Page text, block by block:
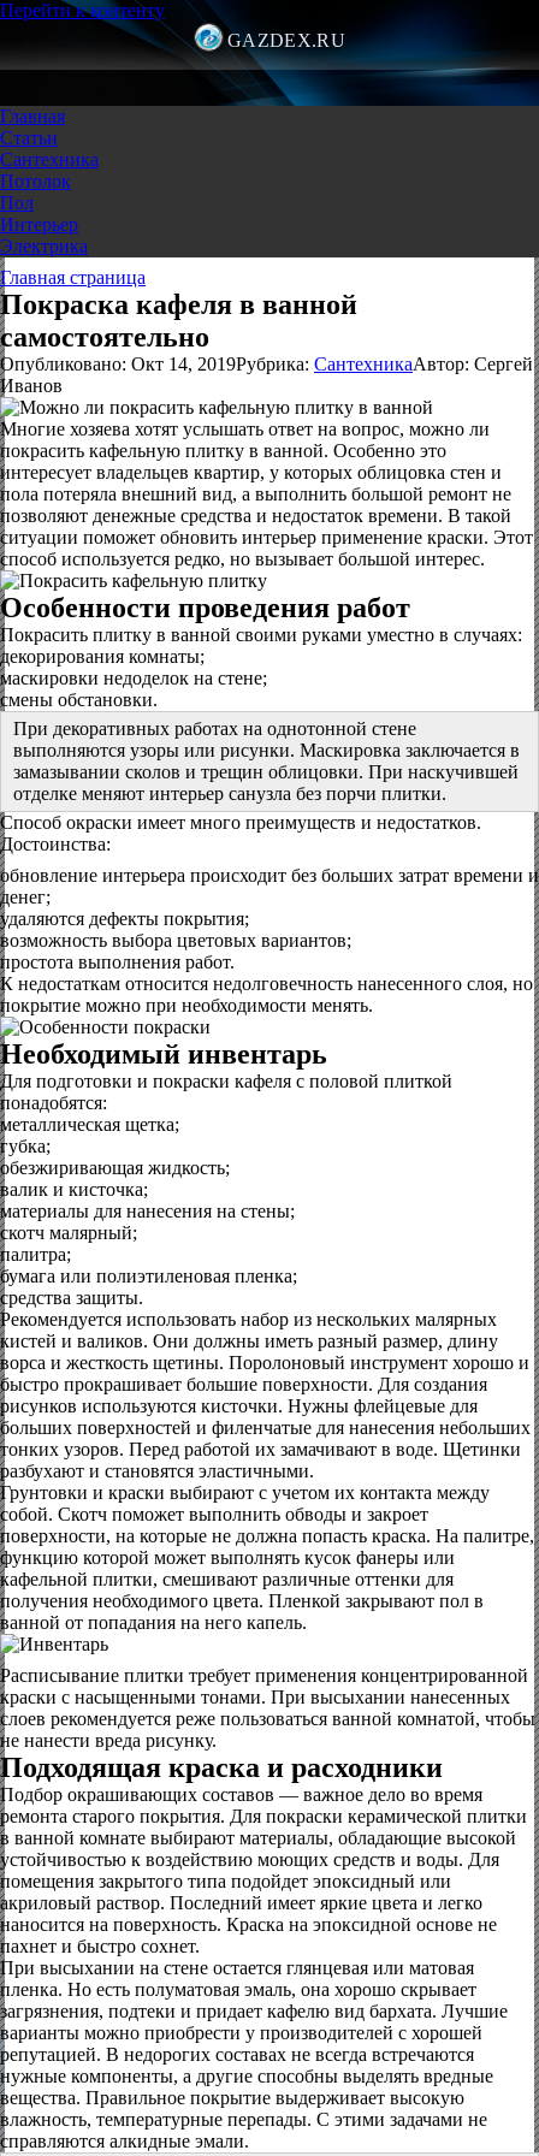
Перейти к контенту
GAZDEX.RU
Главная
Статьи
Сантехника
Потолок
Пол
Интерьер
Электрика
Главная страница
Покраска кафеля в ванной
самостоятельно
Опубликовано: Окт 14, 2019Рубрика: СантехникаАвтор: Сергей
Иванов
Многие хозяева хотят услышать ответ на вопрос, можно ли
покрасить кафельную плитку в ванной. Особенно это
интересует владельцев квартир, у которых облицовка стен и
пола потеряла внешний вид, а выполнить большой ремонт не
позволяют денежные средства и недостаток времени. В такой
ситуации поможет обновить интерьер применение краски. Этот
способ используется редко, но вызывает большой интерес.
Особенности проведения работ
Покрасить плитку в ванной своими руками уместно в случаях:
декорирования комнаты;
маскировки недоделок на стене;
смены обстановки.
При декоративных работах на однотонной стене
выполняются узоры или рисунки. Маскировка заключается в
замазывании сколов и трещин облицовки. При наскучившей
отделке меняют интерьер санузла без порчи плитки.
Способ окраски имеет много преимуществ и недостатков.
Достоинства:
обновление интерьера происходит без больших затрат времени и
денег;
удаляются дефекты покрытия;
возможность выбора цветовых вариантов;
простота выполнения работ.
К недостаткам относится недолговечность нанесенного слоя, но
покрытие можно при необходимости менять.
Необходимый инвентарь
Для подготовки и покраски кафеля с половой плиткой
понадобятся:
металлическая щетка;
губка;
обезжиривающая жидкость;
валик и кисточка;
материалы для нанесения на стены;
скотч малярный;
палитра;
бумага или полиэтиленовая пленка;
средства защиты.
Рекомендуется использовать набор из нескольких малярных
кистей и валиков. Они должны иметь разный размер, длину
ворса и жесткость щетины. Поролоновый инструмент хорошо и
быстро прокрашивает большие поверхности. Для создания
рисунков используются кисточки. Нужны флейцевые для
больших поверхностей и филенчатые для нанесения небольших
тонких узоров. Перед работой их замачивают в воде. Щетинки
разбухают и становятся эластичными.
Грунтовки и краски выбирают с учетом их контакта между
собой. Скотч поможет выполнить обводы и закроет
поверхности, на которые не должна попасть краска. На палитре,
функцию которой может выполнять кусок фанеры или
кафельной плитки, смешивают различные оттенки для
получения необходимого цвета. Пленкой закрывают пол в
ванной от попадания на него капель.
Расписывание плитки требует применения концентрированной
краски с насыщенными тонами. При высыхании нанесенных
слоев рекомендуется реже пользоваться ванной комнатой, чтобы
не нанести вреда рисунку.
Подходящая краска и расходники
Подбор окрашивающих составов — важное дело во время
ремонта старого покрытия. Для покраски керамической плитки
в ванной комнате выбирают материалы, обладающие высокой
устойчивостью к воздействию моющих средств и воды. Для
помещения закрытого типа подойдет эпоксидный или
акриловый раствор. Последний имеет яркие цвета и легко
наносится на поверхность. Краска на эпоксидной основе не
пахнет и быстро сохнет.
При высыхании на стене остается глянцевая или матовая
пленка. Но есть полуматовая эмаль, она хорошо скрывает
загрязнения, подтеки и придает кафелю вид бархата. Лучшие
варианты можно приобрести у производителей с хорошей
репутацией. В недорогих составах не всегда встречаются
нужные компоненты, а другие способны выделять вредные
вещества. Правильное покрытие выдерживает высокую
влажность, температурные перепады. С этими задачами не
справляются алкидные эмали.